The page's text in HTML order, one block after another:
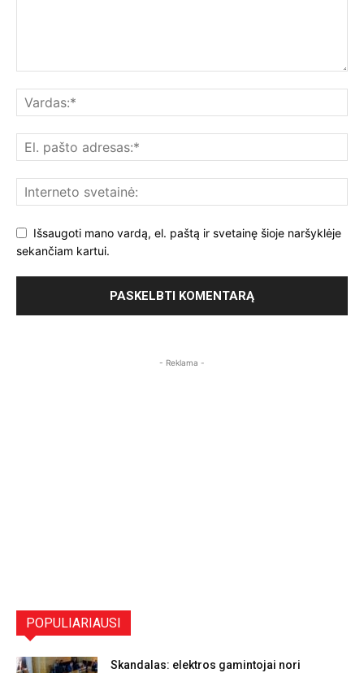
Išsaugoti mano vardą, el. paštą ir svetainę šioje naršyklėje
sekančiam kartui.
- Reklama -
POPULIARIAUSI
Skandalas: elektros gamintojai nori